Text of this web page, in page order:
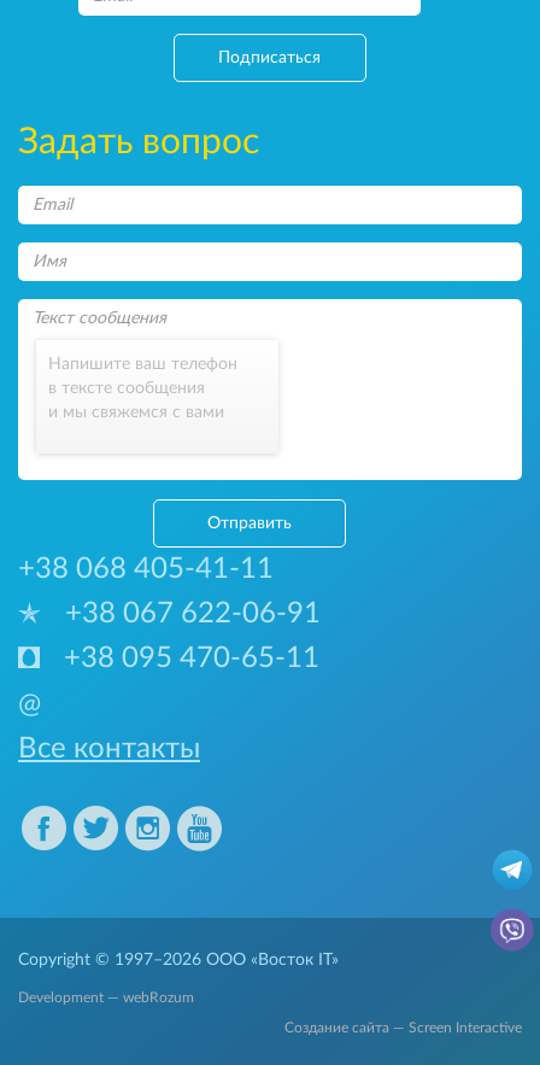
Подписаться
Задать вопрос
Напишите ваш телефон
в тексте сообщения
и мы свяжемся с вами
Отправить
+38 068 405-41-11
+38 067 622-06-91
+38 095 470-65-11
@
Все контакты
Copyright © 1997–2026 ООО «Восток IT»
Development — webRozum
Создание сайта — Screen Interactive